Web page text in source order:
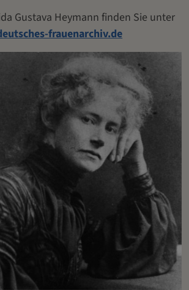
Gustava Heymann finden Sie unter
frauenarchiv.de